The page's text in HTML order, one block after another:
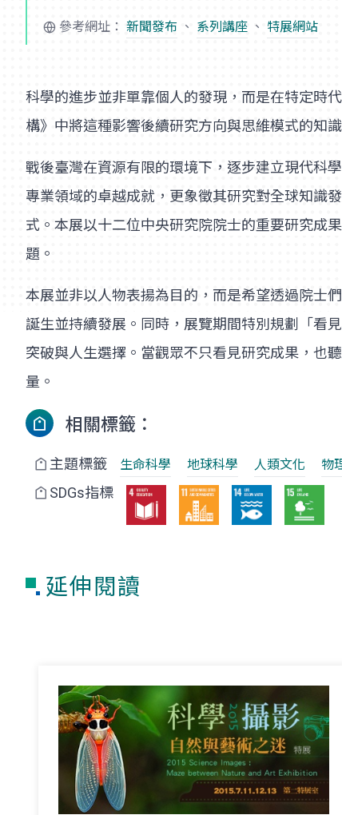
參考網址： 新聞發布 、 系列講座 、 特展網站
科學的進步並非單靠個人的發現，而是在特定時
構》中將這種影響後續研究方向與思維模式的知
戰後臺灣在資源有限的環境下，逐步建立現代科
專業領域的卓越成就，更象徵其研究對全球知識
式。本展以十二位中央研究院院士的重要研究成
題。
本展並非以人物表揚為目的，而是希望透過院士
誕生並持續發展。同時，展覽期間特別規劃「看
突破與人生選擇。當觀眾不只看見研究成果，也
量。
相關標籤：
主題標籤 生命科學 地球科學 人類文化 物
SDGs指標
延伸閱讀